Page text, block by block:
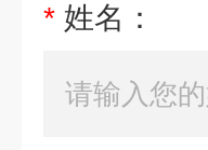
* 姓名：